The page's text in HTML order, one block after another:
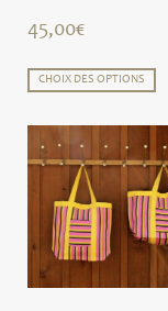
45,00€
CHOIX DES OPTIONS